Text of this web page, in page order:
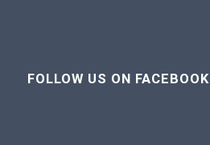
FOLLOW US ON FACEBOOK